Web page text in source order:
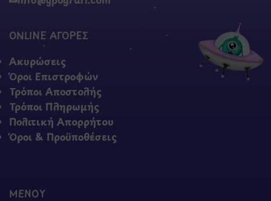
ONLINE ΑΓΟΡΕΣ
Ακυρώσεις
Όροι Επιστροφών
Τρόποι Αποστολής
Τρόποι Πληρωμής
Πολιτική Απορρήτου
Όροι & Προϋποθέσεις
ΜΕΝΟΥ